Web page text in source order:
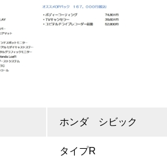
ホンダ シビック
タイプR